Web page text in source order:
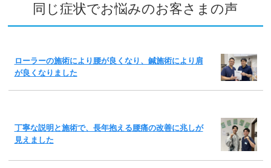
同じ症状でお悩みのお客さまの声
ローラーの施術により腰が良くなり、鍼施術により肩
が良くなりました
丁寧な説明と施術で、長年抱える腰痛の改善に兆しが
見えました